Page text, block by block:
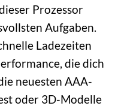
Prozessor
Aufgaben.
Ladezeiten
die dich
neuesten AAA-
oder 3D-Modelle